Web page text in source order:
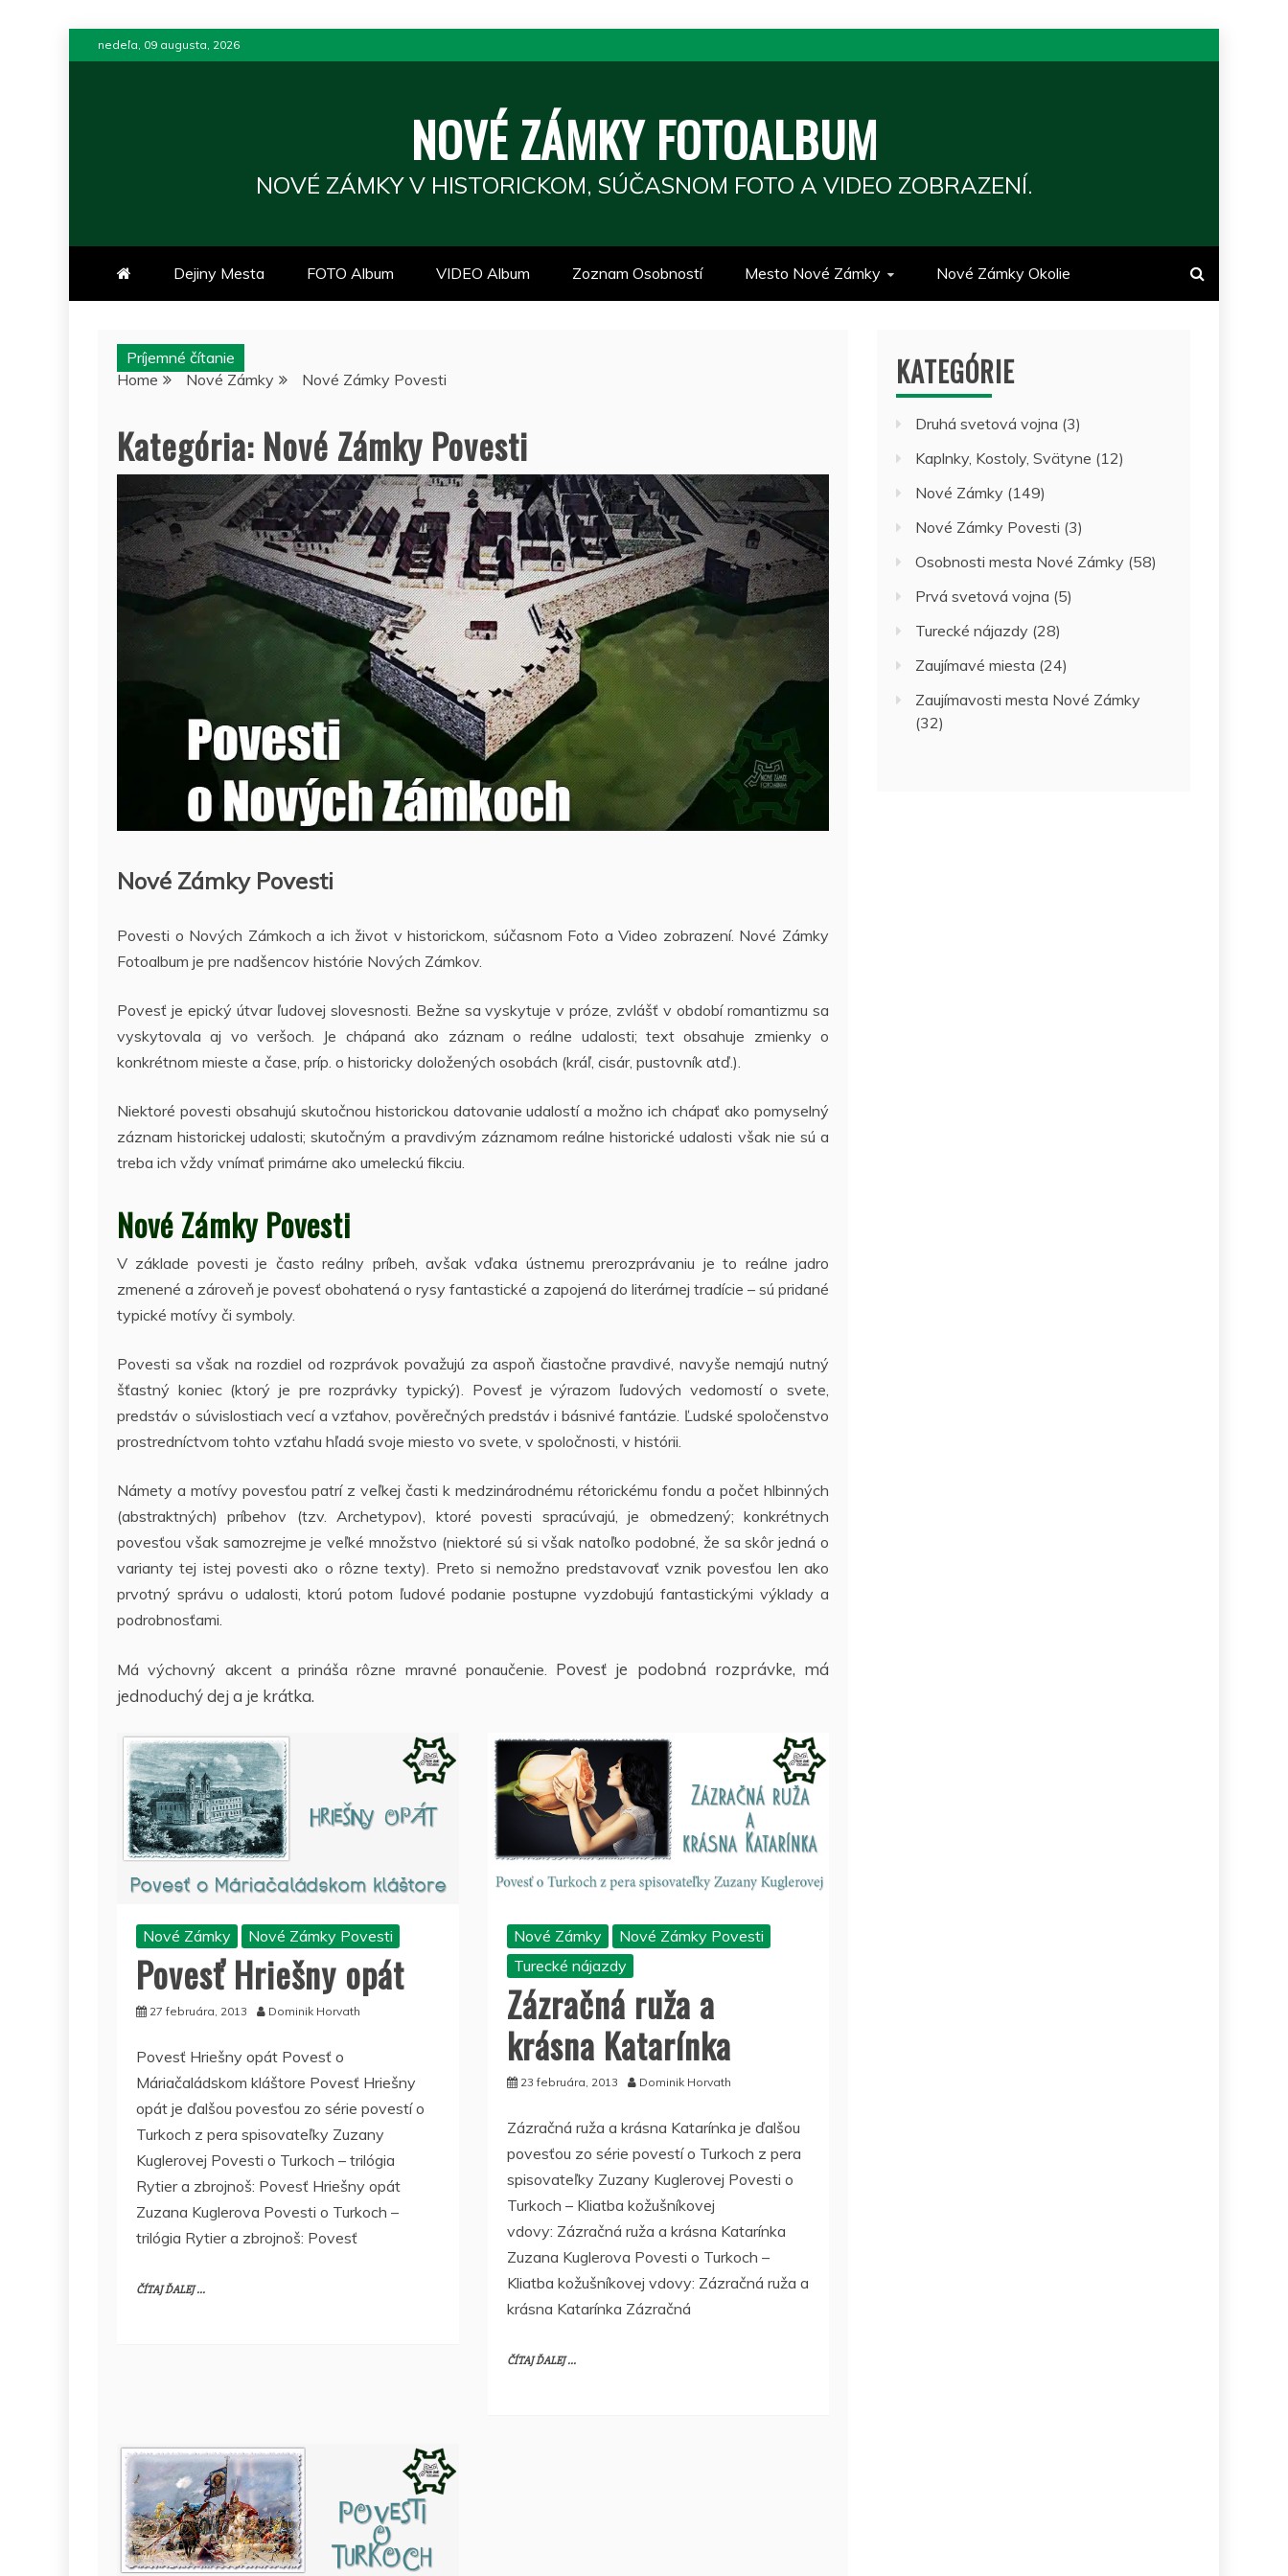
to
nedeľa, 09 augusta, 2026
NOVÉ ZÁMKY FOTOALBUM
NOVÉ ZÁMKY V HISTORICKOM, SÚČASNOM FOTO A VIDEO ZOBRAZENÍ.
Dejiny Mesta FOTO Album VIDEO Album Zoznam Osobností Mesto Nové Zámky Nové Zámky Okolie
Príjemné čítanie
Home
Nové Zámky Nové Zámky Povesti
Kategória: Nové Zámky Povesti
Nové Zámky Povesti
Povesti o Nových Zámkoch a ich život v historickom, súčasnom Foto a Video zobrazení. Nové Zámky
Fotoalbum je pre nadšencov histórie Nových Zámkov.
Povesť je epický útvar ľudovej slovesnosti. Bežne sa vyskytuje v próze, zvlášť v období romantizmu sa
vyskytovala aj vo veršoch. Je chápaná ako záznam o reálne udalosti; text obsahuje zmienky o
konkrétnom mieste a čase, príp. o historicky doložených osobách (kráľ, cisár, pustovník atď.).
Niektoré povesti obsahujú skutočnou historickou datovanie udalostí a možno ich chápať ako pomyselný
záznam historickej udalosti; skutočným a pravdivým záznamom reálne historické udalosti však nie sú a
treba ich vždy vnímať primárne ako umeleckú fikciu.
Nové Zámky Povesti
V základe povesti je často reálny príbeh, avšak vďaka ústnemu prerozprávaniu je to reálne jadro
zmenené a zároveň je povesť obohatená o rysy fantastické a zapojená do literárnej tradície – sú pridané
typické motívy či symboly.
Povesti sa však na rozdiel od rozprávok považujú za aspoň čiastočne pravdivé, navyše nemajú nutný
šťastný koniec (ktorý je pre rozprávky typický). Povesť je výrazom ľudových vedomostí o svete,
predstáv o súvislostiach vecí a vzťahov, pověrečných predstáv i básnivé fantázie. Ľudské spoločenstvo
prostredníctvom tohto vzťahu hľadá svoje miesto vo svete, v spoločnosti, v histórii.
Námety a motívy povesťou patrí z veľkej časti k medzinárodnému rétorickému fondu a počet hlbinných
(abstraktných) príbehov (tzv. Archetypov), ktoré povesti spracúvajú, je obmedzený; konkrétnych
povesťou však samozrejme je veľké množstvo (niektoré sú si však natoľko podobné, že sa skôr jedná o
varianty tej istej povesti ako o rôzne texty). Preto si nemožno predstavovať vznik povesťou len ako
prvotný správu o udalosti, ktorú potom ľudové podanie postupne vyzdobujú fantastickými výklady a
podrobnosťami.
Má výchovný akcent a prináša rôzne mravné ponaučenie. Povesť je podobná rozprávke, má
jednoduchý dej a je krátka.
Nové Zámky Nové Zámky Povesti
Povesť Hriešny opát
27 februára, 2013 Dominik Horvath
Povesť Hriešny opát Povesť o
Máriačaládskom kláštore Povesť Hriešny
opát je ďalšou povesťou zo série povestí o
Turkoch z pera spisovateľky Zuzany
Kuglerovej Povesti o Turkoch – trilógia
Rytier a zbrojnoš: Povesť Hriešny opát
Zuzana Kuglerova Povesti o Turkoch –
trilógia Rytier a zbrojnoš: Povesť
ČÍTAJ ĎALEJ ...
Nové Zámky
Nové Zámky Povesti
Turecké nájazdy
Zázračná ruža a
krásna Katarínka
23 februára, 2013 Dominik Horvath
Zázračná ruža a krásna Katarínka je ďalšou
povesťou zo série povestí o Turkoch z pera
spisovateľky Zuzany Kuglerovej Povesti o
Turkoch – Kliatba kožušníkovej
vdovy: Zázračná ruža a krásna Katarínka
Zuzana Kuglerova Povesti o Turkoch –
Kliatba kožušníkovej vdovy: Zázračná ruža a
krásna Katarínka Zázračná
ČÍTAJ ĎALEJ ...
KATEGÓRIE
Druhá svetová vojna (3)
Kaplnky, Kostoly, Svätyne (12)
Nové Zámky (149)
Nové Zámky Povesti (3)
Osobnosti mesta Nové Zámky (58)
Prvá svetová vojna (5)
Turecké nájazdy (28)
Zaujímavé miesta (24)
Zaujímavosti mesta Nové Zámky
(32)